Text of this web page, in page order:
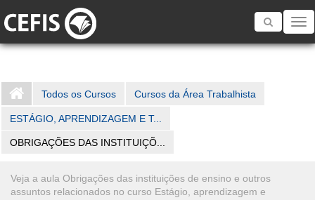
Toggle
Todos os Cursos Cursos da Área Trabalhista
ESTÁGIO, APRENDIZAGEM E T...
OBRIGAÇÕES DAS INSTITUIÇÕ...
Veja a aula Obrigações das instituições de ensino e outros
assuntos relacionados no curso Estágio, aprendizagem e